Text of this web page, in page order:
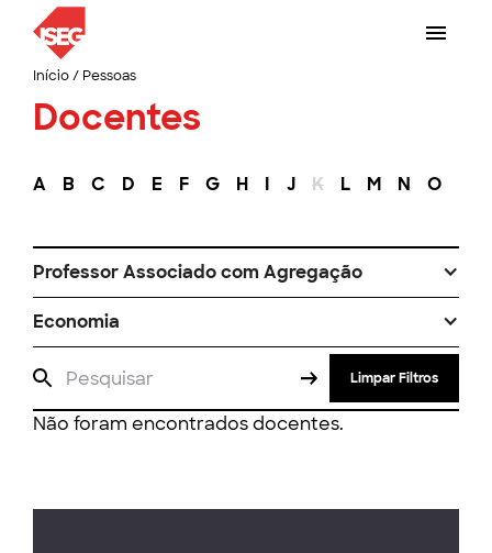
Início/ Pessoas
Docentes
A B C D E F G H I J K L M N O
Professor Associado com Agregação
Economia
Limpar Filtros
Não foram encontrados docentes.